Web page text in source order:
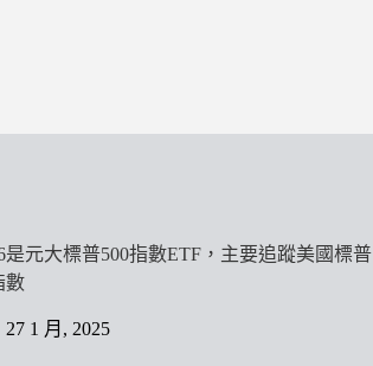
是元大標普500指數ETF，主要追蹤美國標普
數
27 1 月, 2025